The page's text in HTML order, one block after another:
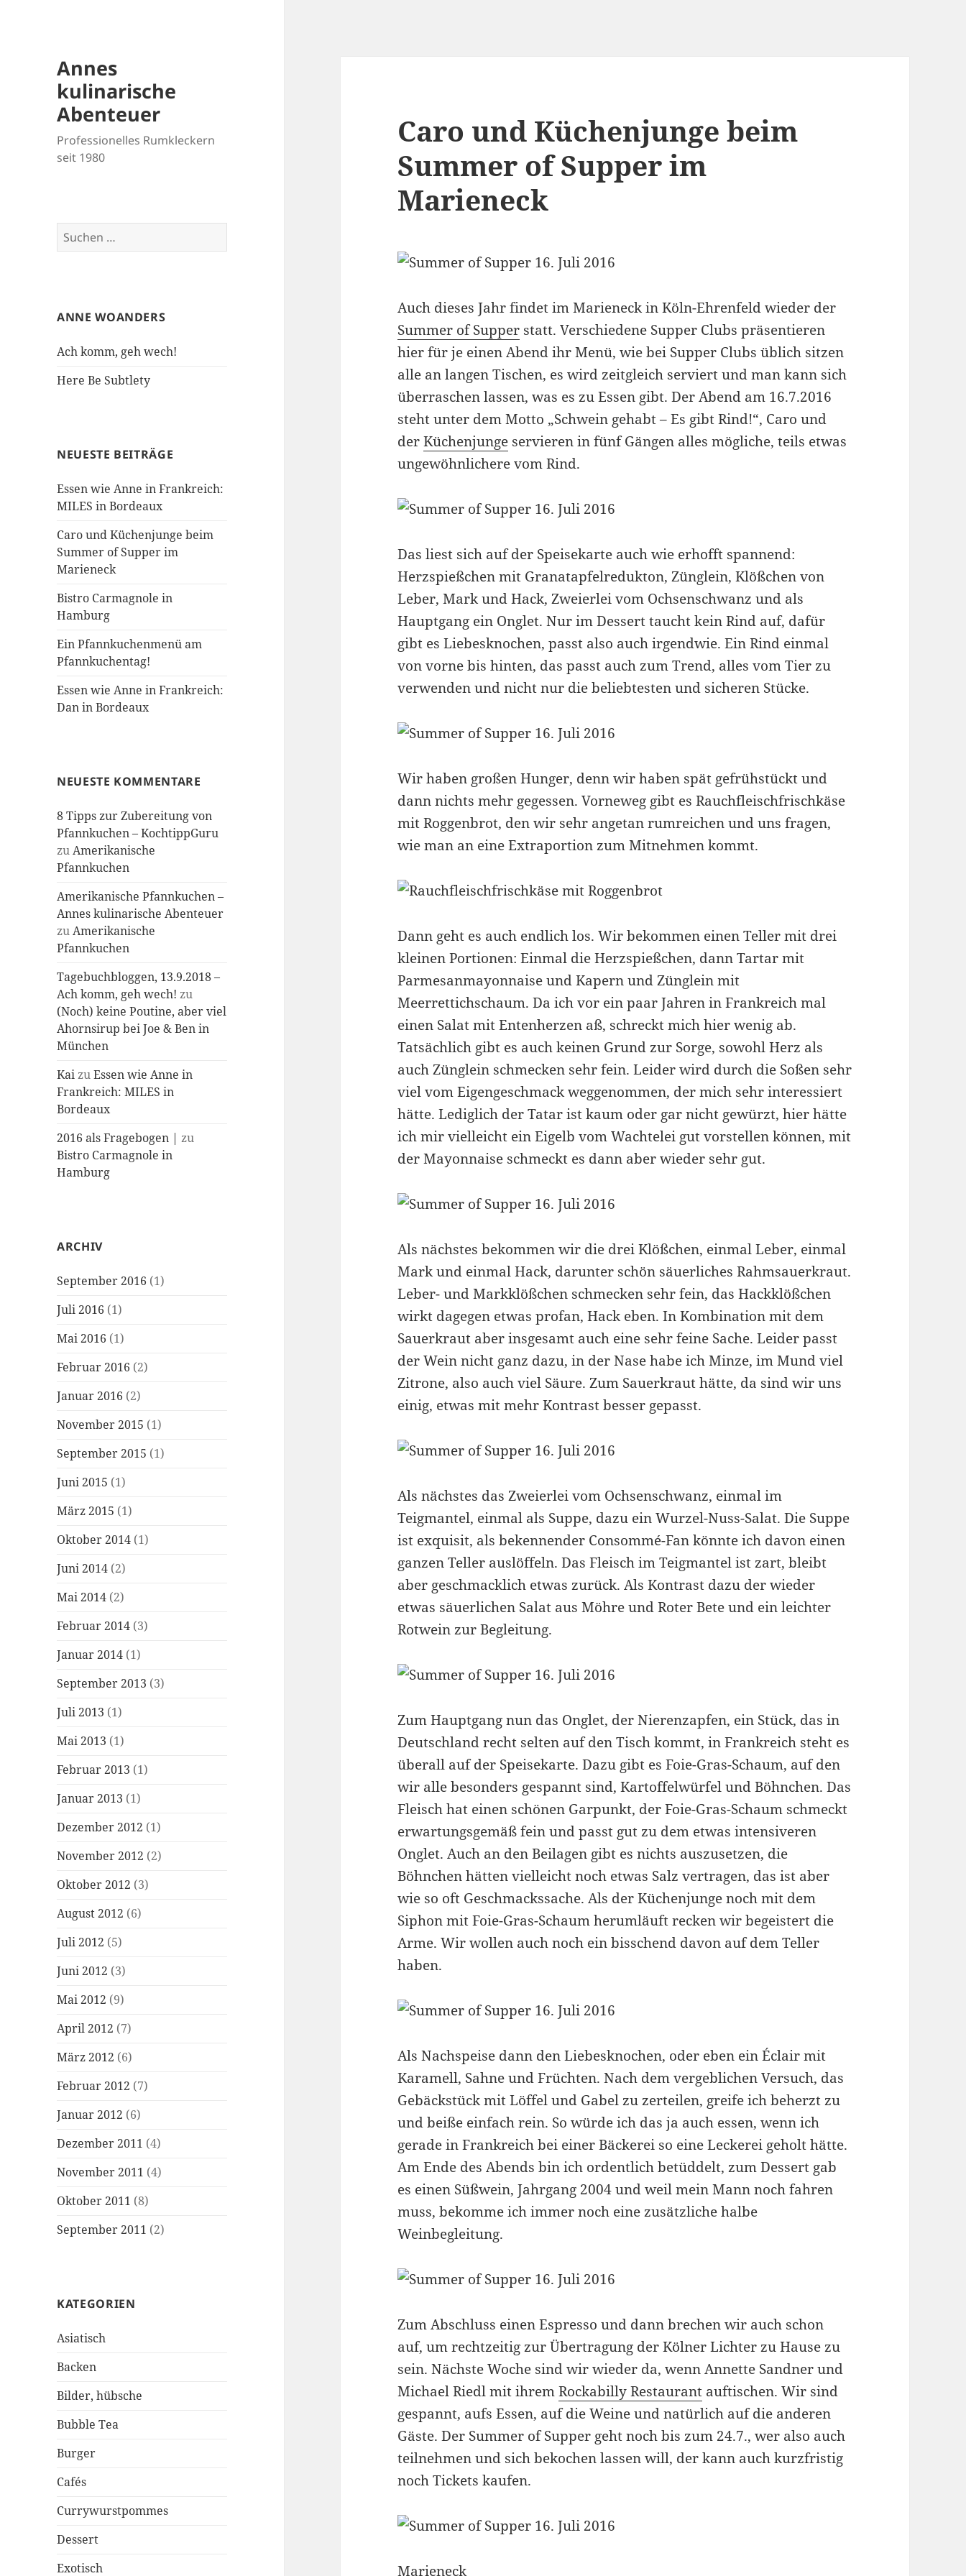
Annes
kulinarische
Abenteuer
Professionelles Rumkleckern
seit 1980
Suchen
nach:
ANNE WOANDERS
Ach komm, geh wech!
Here Be Subtlety
NEUESTE BEITRÄGE
Essen wie Anne in Frankreich:
MILES in Bordeaux
Caro und Küchenjunge beim
Summer of Supper im
Marieneck
Bistro Carmagnole in
Hamburg
Ein Pfannkuchenmenü am
Pfannkuchentag!
Essen wie Anne in Frankreich:
Dan in Bordeaux
NEUESTE KOMMENTARE
8 Tipps zur Zubereitung von
Pfannkuchen – KochtippGuru
zuAmerikanische
Pfannkuchen
Amerikanische Pfannkuchen –
Annes kulinarische Abenteuer
zuAmerikanische
Pfannkuchen
Tagebuchbloggen, 13.9.2018 –
Ach komm, geh wech! zu
(Noch) keine Poutine, aber viel
Ahornsirup bei Joe & Ben in
München
KaizuEssen wie Anne in
Frankreich: MILES in
Bordeaux
2016 als Fragebogen | zu
Bistro Carmagnole in
Hamburg
ARCHIV
September 2016 (1)
Juli 2016 (1)
Mai 2016 (1)
Februar 2016 (2)
Januar 2016 (2)
November 2015 (1)
September 2015 (1)
Juni 2015 (1)
März 2015 (1)
Oktober 2014 (1)
Juni 2014 (2)
Mai 2014 (2)
Februar 2014 (3)
Januar 2014 (1)
September 2013 (3)
Juli 2013 (1)
Mai 2013 (1)
Februar 2013 (1)
Januar 2013 (1)
Dezember 2012 (1)
November 2012 (2)
Oktober 2012 (3)
August 2012 (6)
Juli 2012 (5)
Juni 2012 (3)
Mai 2012 (9)
April 2012 (7)
März 2012 (6)
Februar 2012 (7)
Januar 2012 (6)
Dezember 2011 (4)
November 2011 (4)
Oktober 2011 (8)
September 2011 (2)
KATEGORIEN
Asiatisch
Backen
Bilder, hübsche
Bubble Tea
Burger
Cafés
Currywurstpommes
Dessert
Exotisch
Caro und Küchenjunge beim
Summer of Supper im
Marieneck
Auch dieses Jahr findet im Marieneck in Köln-Ehrenfeld wieder der
Summer of Supper statt. Verschiedene Supper Clubs präsentieren
hier für je einen Abend ihr Menü, wie bei Supper Clubs üblich sitzen
alle an langen Tischen, es wird zeitgleich serviert und man kann sich
überraschen lassen, was es zu Essen gibt. Der Abend am 16.7.2016
steht unter dem Motto „Schwein gehabt – Es gibt Rind!“, Caro und
derKüchenjunge servieren in fünf Gängen alles mögliche, teils etwas
ungewöhnlichere vom Rind.
Das liest sich auf der Speisekarte auch wie erhofft spannend:
Herzspießchen mit Granatapfelredukton, Zünglein, Klößchen von
Leber, Mark und Hack, Zweierlei vom Ochsenschwanz und als
Hauptgang ein Onglet. Nur im Dessert taucht kein Rind auf, dafür
gibt es Liebesknochen, passt also auch irgendwie. Ein Rind einmal
von vorne bis hinten, das passt auch zum Trend, alles vom Tier zu
verwenden und nicht nur die beliebtesten und sicheren Stücke.
Wir haben großen Hunger, denn wir haben spät gefrühstückt und
dann nichts mehr gegessen. Vorneweg gibt es Rauchfleischfrischkäse
mit Roggenbrot, den wir sehr angetan rumreichen und uns fragen,
wie man an eine Extraportion zum Mitnehmen kommt.
Dann geht es auch endlich los. Wir bekommen einen Teller mit drei
kleinen Portionen: Einmal die Herzspießchen, dann Tartar mit
Parmesanmayonnaise und Kapern und Zünglein mit
Meerrettichschaum. Da ich vor ein paar Jahren in Frankreich mal
einen Salat mit Entenherzen aß, schreckt mich hier wenig ab.
Tatsächlich gibt es auch keinen Grund zur Sorge, sowohl Herz als
auch Zünglein schmecken sehr fein. Leider wird durch die Soßen sehr
viel vom Eigengeschmack weggenommen, der mich sehr interessiert
hätte. Lediglich der Tatar ist kaum oder gar nicht gewürzt, hier hätte
ich mir vielleicht ein Eigelb vom Wachtelei gut vorstellen können, mit
der Mayonnaise schmeckt es dann aber wieder sehr gut.
Als nächstes bekommen wir die drei Klößchen, einmal Leber, einmal
Mark und einmal Hack, darunter schön säuerliches Rahmsauerkraut.
Leber- und Markklößchen schmecken sehr fein, das Hackklößchen
wirkt dagegen etwas profan, Hack eben. In Kombination mit dem
Sauerkraut aber insgesamt auch eine sehr feine Sache. Leider passt
der Wein nicht ganz dazu, in der Nase habe ich Minze, im Mund viel
Zitrone, also auch viel Säure. Zum Sauerkraut hätte, da sind wir uns
einig, etwas mit mehr Kontrast besser gepasst.
Als nächstes das Zweierlei vom Ochsenschwanz, einmal im
Teigmantel, einmal als Suppe, dazu ein Wurzel-Nuss-Salat. Die Suppe
ist exquisit, als bekennender Consommé-Fan könnte ich davon einen
ganzen Teller auslöffeln. Das Fleisch im Teigmantel ist zart, bleibt
aber geschmacklich etwas zurück. Als Kontrast dazu der wieder
etwas säuerlichen Salat aus Möhre und Roter Bete und ein leichter
Rotwein zur Begleitung.
Zum Hauptgang nun das Onglet, der Nierenzapfen, ein Stück, das in
Deutschland recht selten auf den Tisch kommt, in Frankreich steht es
überall auf der Speisekarte. Dazu gibt es Foie-Gras-Schaum, auf den
wir alle besonders gespannt sind, Kartoffelwürfel und Böhnchen. Das
Fleisch hat einen schönen Garpunkt, der Foie-Gras-Schaum schmeckt
erwartungsgemäß fein und passt gut zu dem etwas intensiveren
Onglet. Auch an den Beilagen gibt es nichts auszusetzen, die
Böhnchen hätten vielleicht noch etwas Salz vertragen, das ist aber
wie so oft Geschmackssache. Als der Küchenjunge noch mit dem
Siphon mit Foie-Gras-Schaum herumläuft recken wir begeistert die
Arme. Wir wollen auch noch ein bisschend davon auf dem Teller
haben.
Als Nachspeise dann den Liebesknochen, oder eben ein Éclair mit
Karamell, Sahne und Früchten. Nach dem vergeblichen Versuch, das
Gebäckstück mit Löffel und Gabel zu zerteilen, greife ich beherzt zu
und beiße einfach rein. So würde ich das ja auch essen, wenn ich
gerade in Frankreich bei einer Bäckerei so eine Leckerei geholt hätte.
Am Ende des Abends bin ich ordentlich betüddelt, zum Dessert gab
es einen Süßwein, Jahrgang 2004 und weil mein Mann noch fahren
muss, bekomme ich immer noch eine zusätzliche halbe
Weinbegleitung.
Zum Abschluss einen Espresso und dann brechen wir auch schon
auf, um rechtzeitig zur Übertragung der Kölner Lichter zu Hause zu
sein. Nächste Woche sind wir wieder da, wenn Annette Sandner und
Michael Riedl mit ihremRockabilly Restaurant auftischen. Wir sind
gespannt, aufs Essen, auf die Weine und natürlich auf die anderen
Gäste. Der Summer of Supper geht noch bis zum 24.7., wer also auch
teilnehmen und sich bekochen lassen will, der kann auch kurzfristig
noch Tickets kaufen.
Marieneck